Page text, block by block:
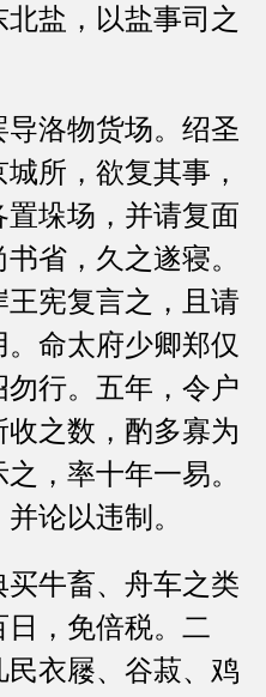
盐，以盐事司之
洛物货场。绍圣
所，欲复其事，
垛场，并请复面
省，久之遂寝。
宪复言之，且请
命太府少卿郑仅
勿行。五年，令户
之数，酌多寡为
，率十年一易。
论以违制。
牛畜、舟车之类
，免倍税。二
衣屦、谷菽、鸡